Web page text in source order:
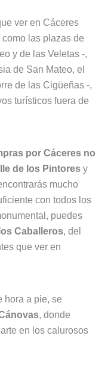
ver en Cáceres
las plazas de
y de las Veletas -,
de San Mateo, el
de las Cigüeñas -,
turísticos fuera de
por Cáceres no
de los Pintoresy
mucho
con todos los
puedes
Caballeros, del
que ver en
hora a pie, se
, donde
en los calurosos